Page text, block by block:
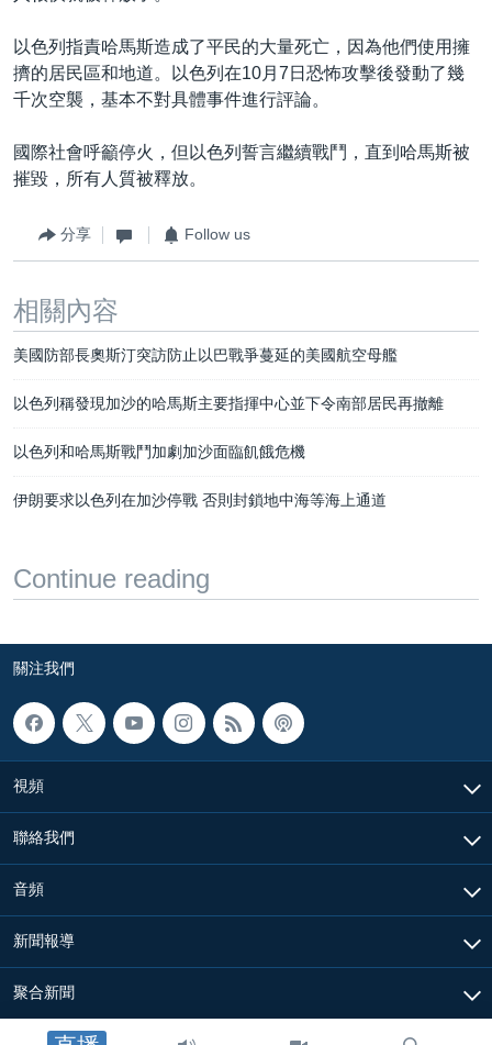
以色列指責哈馬斯造成了平民的大量死亡，因為他們使用擁
擠的居民區和地道。以色列在10月7日恐怖攻擊後發動了幾
千次空襲，基本不對具體事件進行評論。
國際社會呼籲停火，但以色列誓言繼續戰鬥，直到哈馬斯被
摧毀，所有人質被釋放。
分享 Follow us
相關內容
美國防部長奧斯汀突訪防止以巴戰爭蔓延的美國航空母艦
以色列稱發現加沙的哈馬斯主要指揮中心並下令南部居民再撤離
以色列和哈馬斯戰鬥加劇加沙面臨飢餓危機
伊朗要求以色列在加沙停戰 否則封鎖地中海等海上通道
Continue reading
關注我們
視頻
聯絡我們
音頻
新聞報導
聚合新聞